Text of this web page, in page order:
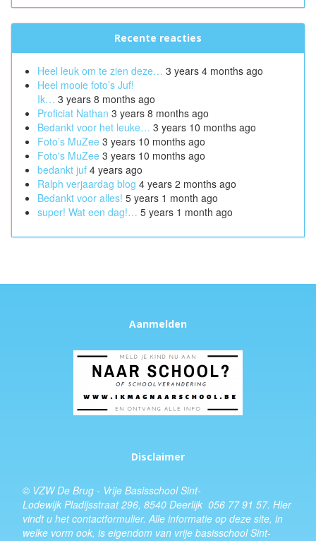
Recente reacties
Heel leuk om te zien deze… 3 years 4 months ago
Heel mooie foto’s Juf!
Ik… 3 years 8 months ago
Proficiat Nathan 3 years 8 months ago
Bedankt voor het leuke… 3 years 10 months ago
Foto’s MuZee 3 years 10 months ago
Foto's MuZee 3 years 10 months ago
bedankt juf 4 years ago
Ralph verjaardag blog 4 years 2 months ago
Bedankt voor alles! 5 years 1 month ago
super! Wat een dag!… 5 years 1 month ago
Aanmelden
Disclaimer
© VZW De Brug - Vrije Basisschool Sint-
Lodewijk Pladijsstraat 296, 8540 Deerlijk 056 77 91 57. Hier
vindt u hetcontactformulier. Alle informatie op deze site, in
welke vorm ook, is eigendom van vrije basisschool Sint-